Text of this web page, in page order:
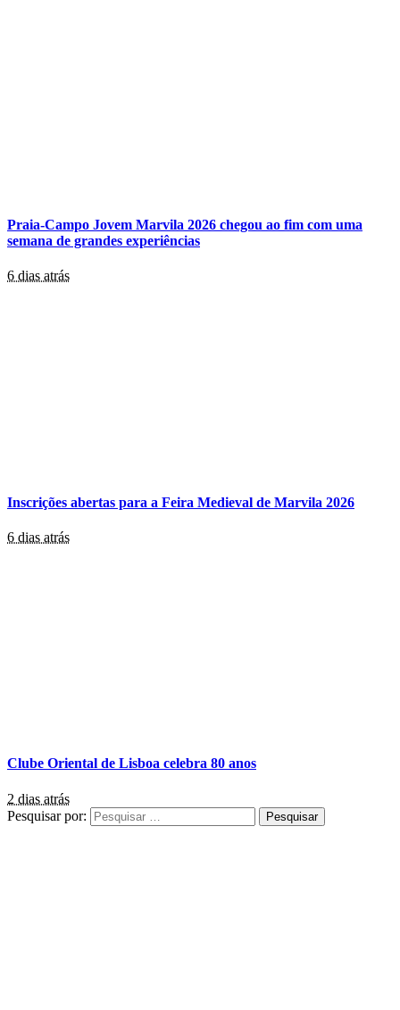
Praia-Campo Jovem Marvila 2026 chegou ao fim com uma
semana de grandes experiências
6 dias atrás
Inscrições abertas para a Feira Medieval de Marvila 2026
6 dias atrás
Clube Oriental de Lisboa celebra 80 anos
2 dias atrás
Pesquisar por: